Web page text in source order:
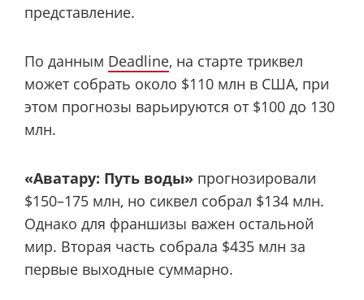
представление.
По данным Deadline, на старте триквел
может собрать около $110 млн в США, при
этом прогнозы варьируются от $100 до 130
млн.
«Аватару: Путь воды» прогнозировали
$150–175 млн, но сиквел собрал $134 млн.
Однако для франшизы важен остальной
мир. Вторая часть собрала $435 млн за
первые выходные суммарно.